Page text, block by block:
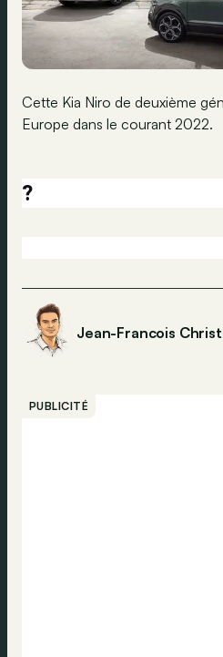
Cette Kia Niro de deuxième
Europe dans le courant 2022.
?
Jean-Francois
PUBLICITÉ